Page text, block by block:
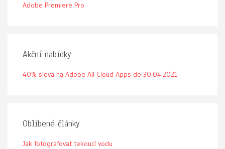
Adobe Premiere Pro
Akční nabídky
40% sleva na Adobe All Cloud Apps do 30.04.2021
Oblíbené články
Jak fotografovat tekoucí vodu